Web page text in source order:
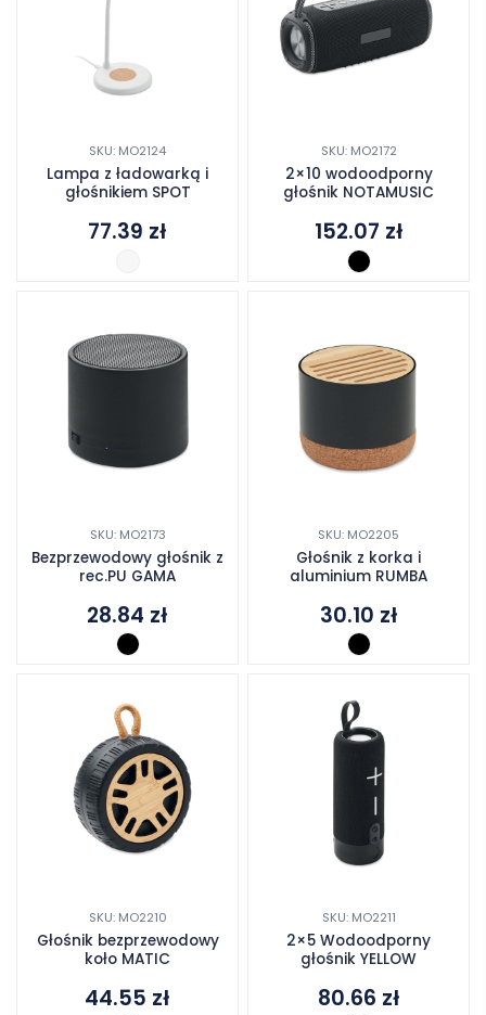
SKU: MO2124
Lampa z ładowarką i
głośnikiem SPOT
77.39 zł
SKU: MO2172
2×10 wodoodporny
głośnik NOTAMUSIC
152.07 zł
SKU: MO2173
Bezprzewodowy głośnik z
rec.PU GAMA
28.84 zł
SKU: MO2205
Głośnik z korka i
aluminium RUMBA
30.10 zł
SKU: MO2210
Głośnik bezprzewodowy
koło MATIC
44.55 zł
SKU: MO2211
2×5 Wodoodporny
głośnik YELLOW
80.66 zł